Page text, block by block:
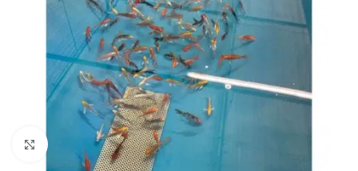
Click to enlarge